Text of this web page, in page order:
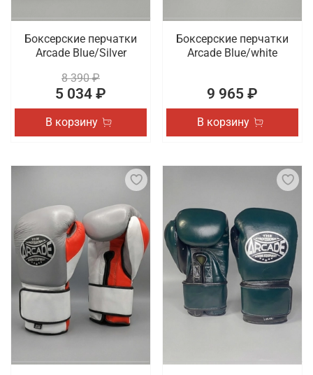
Боксерские перчатки
Arcade Blue/Silver
8 390 ₽
5 034 ₽
В корзину
Боксерские перчатки
Arcade Blue/white
9 965 ₽
В корзину